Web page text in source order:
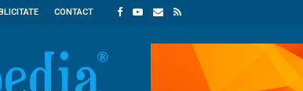
CONTACT